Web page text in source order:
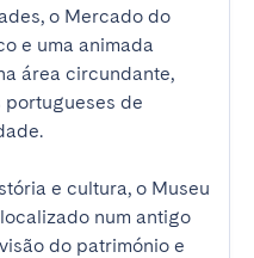
o Mercado do
e uma animada
área circundante,
de
e cultura, o Museu
num antigo
do património e